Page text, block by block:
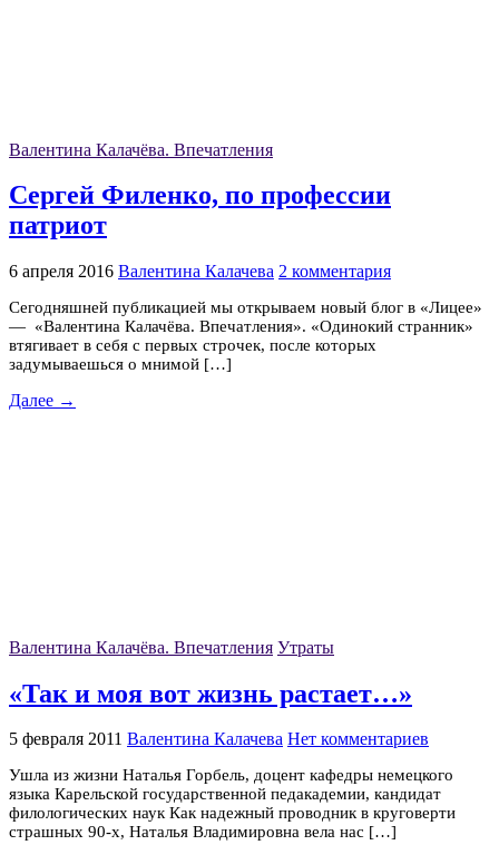
Валентина Калачёва. Впечатления
Сергей Филенко, по профессии
патриот
6 апреля 2016 Валентина Калачева 2 комментария
Сегодняшней публикацией мы открываем новый блог в «Лицее»
— «Валентина Калачёва. Впечатления». «Одинокий странник»
втягивает в себя с первых строчек, после которых
задумываешься о мнимой […]
Далее →
Валентина Калачёва. Впечатления Утраты
«Так и моя вот жизнь растает…»
5 февраля 2011 Валентина Калачева Нет комментариев
Ушла из жизни Наталья Горбель, доцент кафедры немецкого
языка Карельской государственной педакадемии, кандидат
филологических наук Как надежный проводник в круговерти
страшных 90-х, Наталья Владимировна вела нас […]